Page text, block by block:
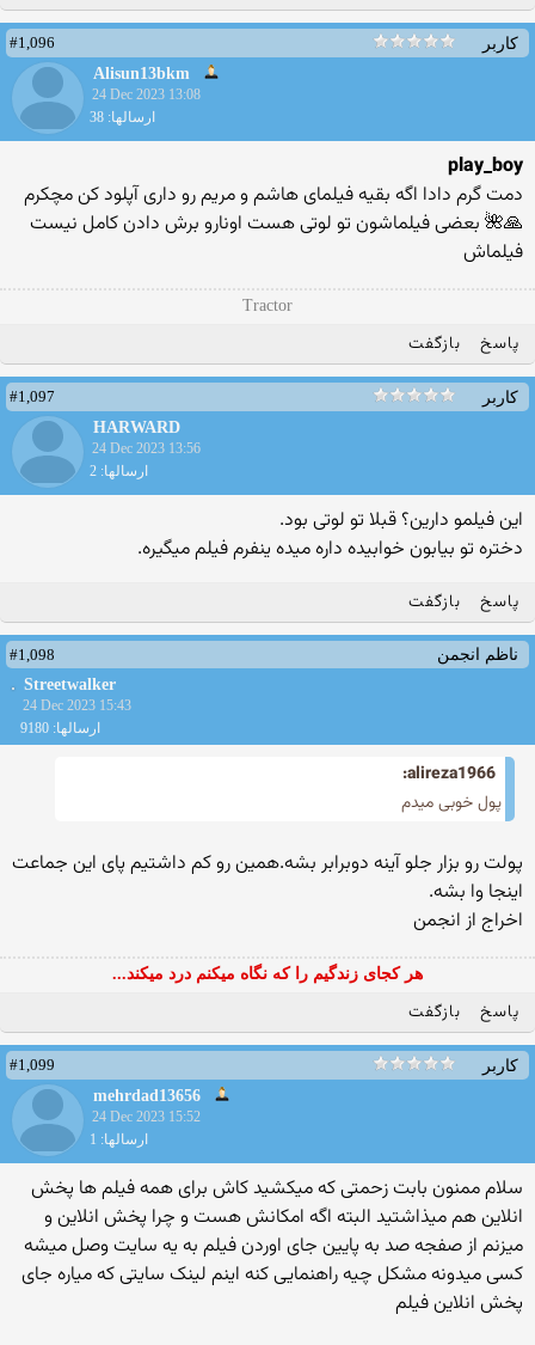
کاربر
#1,096
Alisun13bkm
24 Dec 2023 13:08
ارسالها: 38
play_boy
دمت گرم دادا اگه بقیه فیلمای هاشم و مریم رو داری آپلود کن مچکرم
🙏🌺 بعضی فیلماشون تو لوتی هست اونارو برش دادن کامل نیست
فیلماش
Tractor
پاسخ بازگفت
کاربر
#1,097
HARWARD
24 Dec 2023 13:56
ارسالها: 2
این فیلمو دارین؟ قبلا تو لوتی بود.
دختره تو بیابون خوابیده داره میده ینفرم فیلم میگیره.
پاسخ بازگفت
ناظم انجمن
#1,098
Streetwalker
24 Dec 2023 15:43
ارسالها: 9180
alireza1966:
پول‌ خوبی میدم
پولت رو بزار جلو آینه دوبرابر بشه.همین رو کم داشتیم پای این جماعت
اینجا وا بشه.
اخراج از انجمن
هر کجای زندگیم را که نگاه میکنم درد میکند...
پاسخ بازگفت
کاربر
#1,099
mehrdad13656
24 Dec 2023 15:52
ارسالها: 1
سلام ممنون بابت زحمتی که میکشید کاش برای همه فیلم ها پخش
انلاین هم میذاشتید البته اگه امکانش هست و چرا پخش انلاین و
میزنم از صفجه صد به پایین جای اوردن فیلم به یه سایت وصل میشه
کسی میدونه مشکل چیه راهنمایی کنه اینم لینک سایتی که میاره جای
پخش انلاین فیلم